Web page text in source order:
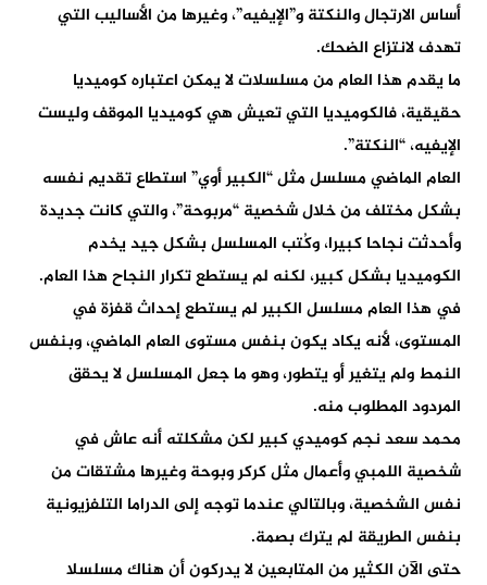
أساس الارتجال والنكتة و”الإيفيه”، وغيرها من الأساليب التي
تهدف لانتزاع الضحك.
ما يقدم هذا العام من مسلسلات لا يمكن اعتباره كوميديا
حقيقية، فالكوميديا التي تعيش هي كوميديا الموقف وليست
الإيفيه، “النكتة”.
العام الماضي مسلسل مثل “الكبير أوي” استطاع تقديم نفسه
بشكل مختلف من خلال شخصية “مربوحة”، والتي كانت جديدة
وأحدثت نجاحا كبيرا، وكُتب المسلسل بشكل جيد يخدم
الكوميديا بشكل كبير، لكنه لم يستطع تكرار النجاح هذا العام.
في هذا العام مسلسل الكبير لم يستطع إحداث قفزة في
المستوى، لأنه يكاد يكون بنفس مستوى العام الماضي، وبنفس
النمط ولم يتغير أو يتطور، وهو ما جعل المسلسل لا يحقق
المردود المطلوب منه.
محمد سعد نجم كوميدي كبير لكن مشكلته أنه عاش في
شخصية اللمبي وأعمال مثل كركر وبوحة وغيرها مشتقات من
نفس الشخصية، وبالتالي عندما توجه إلى الدراما التلفزيونية
بنفس الطريقة لم يترك بصمة.
حتى الآن الكثير من المتابعين لا يدركون أن هناك مسلسلا